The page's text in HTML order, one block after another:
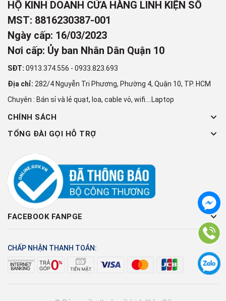
HỘ KINH DOANH CỬA HÀNG LINH KIỆN SỐ
MST: 8816230387-001
Ngày cấp: 16/03/2023
Nơi cấp: Ủy ban Nhân Dân Quận 10
SĐT: 0913.374.556 - 0933.823.693
Địa chỉ: 282/4 Nguyễn Tri Phương, Phường 4, Quận 10, TP. HCM
Chuyên : Bán sỉ và lẻ quạt, loa, cable vỏ, wifi....Laptop
CHÍNH SÁCH
TỔNG ĐÀI GỌI HỖ TRỢ
FACEBOOK FANPGE
CHẤP NHẬN THANH TOÁN: